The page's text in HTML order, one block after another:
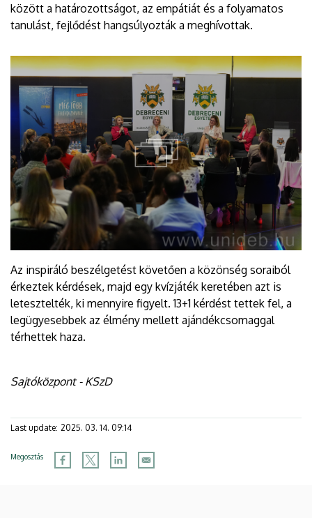
között a határozottságot, az empátiát és a folyamatos
tanulást, fejlődést hangsúlyozták a meghívottak.
Az inspiráló beszélgetést követően a közönség soraiból
érkeztek kérdések, majd egy kvízjáték keretében azt is
letesztelték, ki mennyire figyelt. 13+1 kérdést tettek fel, a
legügyesebbek az élmény mellett ajándékcsomaggal
térhettek haza.
Sajtóközpont - KSzD
Last update: 2025. 03. 14. 09:14
Megosztás